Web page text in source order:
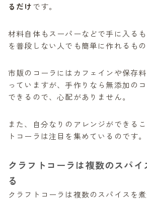
るだけです。
材料自体もスーパーなどで手に入る
を普段しない人でも簡単に作れるもの
市販のコーラにはカフェインや保存
っていますが、手作りなら無添加の
できるので、心配がありません。
また、自分なりのアレンジができる
トコーラは注目を集めているのです。
クラフトコーラは複数のスパ
る
クラフトコーラは複数のスパイスを